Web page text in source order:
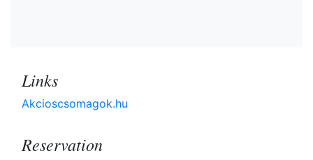
Links
Akcioscsomagok.hu
Reservation